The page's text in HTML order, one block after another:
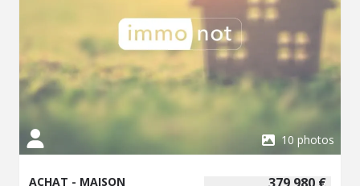
10 photos
ACHAT - MAISON